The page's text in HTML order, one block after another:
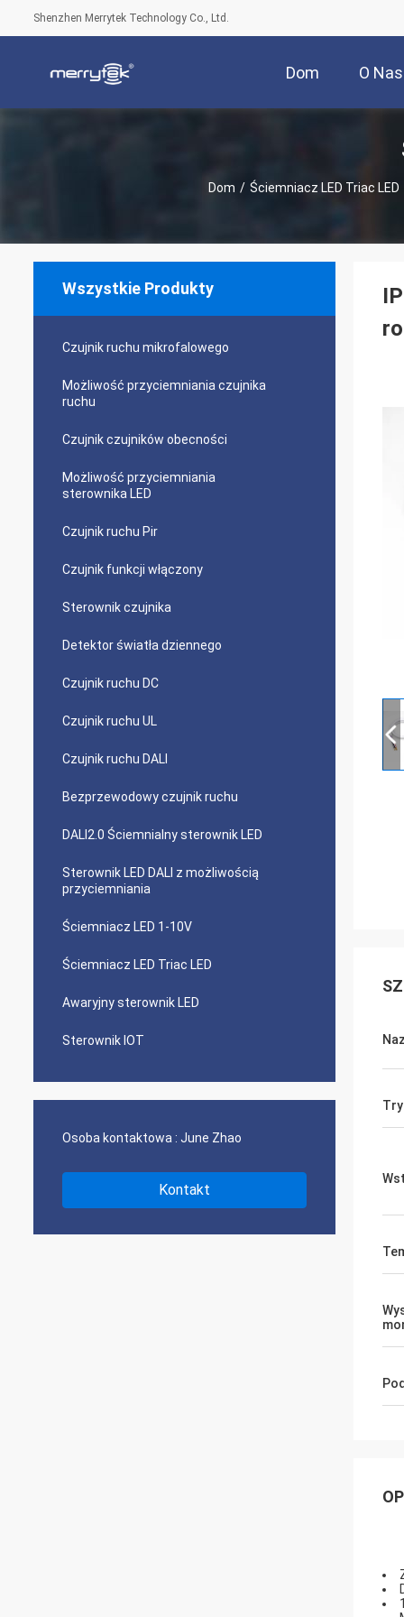
Shenzhen Merrytek Technology Co., Ltd.
Dom O Nas
Dom / Ściemniacz LED Triac LED
Wszystkie Produkty
Czujnik ruchu mikrofalowego
Możliwość przyciemniania czujnika
ruchu
Czujnik czujników obecności
Możliwość przyciemniania
sterownika LED
Czujnik ruchu Pir
Czujnik funkcji włączony
Sterownik czujnika
Detektor światła dziennego
Czujnik ruchu DC
Czujnik ruchu UL
Czujnik ruchu DALI
Bezprzewodowy czujnik ruchu
DALI2.0 Ściemnialny sterownik LED
Sterownik LED DALI z możliwością
przyciemniania
Ściemniacz LED 1-10V
Ściemniacz LED Triac LED
Awaryjny sterownik LED
Sterownik IOT
Osoba kontaktowa : June Zhao
Kontakt